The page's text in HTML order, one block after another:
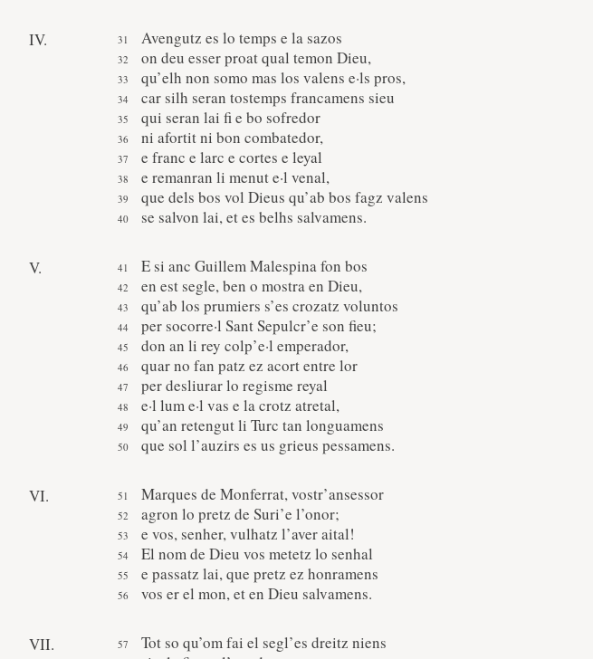
IV.
Avengutz es lo temps e la sazos
on deu esser proat qual temon Dieu,
qu’elh non somo mas los valens e·ls pros,
car silh seran tostemps francamens sieu
qui seran lai fi e bo sofredor
ni afortit ni bon combatedor,
e franc e larc e cortes e leyal
e remanran li menut e·l venal,
que dels bos vol Dieus qu’ab bos fagz valens
se salvon lai, et es belhs salvamens.
V.
E si anc Guillem Malespina fon bos
en est segle, ben o mostra en Dieu,
qu’ab los prumiers s’es crozatz voluntos
per socorre·l Sant Sepulcr’e son fieu;
don an li rey colp’e·l emperador,
quar no fan patz ez acort entre lor
per desliurar lo regisme reyal
e·l lum e·l vas e la crotz atretal,
qu’an retengut li Turc tan longuamens
que sol l’auzirs es us grieus pessamens.
VI.
Marques de Monferrat, vostr’ansessor
agron lo pretz de Suri’e l’onor;
e vos, senher, vulhatz l’aver aital!
El nom de Dieu vos metetz lo senhal
e passatz lai, que pretz ez honramens
vos er el mon, et en Dieu salvamens.
VII.
Tot so qu’om fai el segl’es dreitz niens